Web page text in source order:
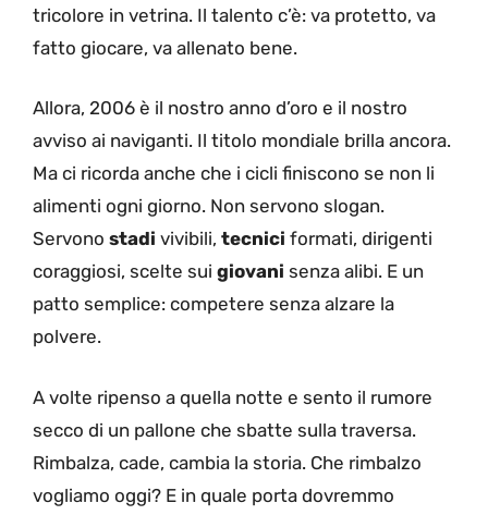
tricolore in vetrina. Il talento c’è: va protetto, va
fatto giocare, va allenato bene.
Allora, 2006 è il nostro anno d’oro e il nostro
avviso ai naviganti. Il titolo mondiale brilla ancora.
Ma ci ricorda anche che i cicli finiscono se non li
alimenti ogni giorno. Non servono slogan.
Servono stadi vivibili, tecnici formati, dirigenti
coraggiosi, scelte sui giovani senza alibi. E un
patto semplice: competere senza alzare la
polvere.
A volte ripenso a quella notte e sento il rumore
secco di un pallone che sbatte sulla traversa.
Rimbalza, cade, cambia la storia. Che rimbalzo
vogliamo oggi? E in quale porta dovremmo